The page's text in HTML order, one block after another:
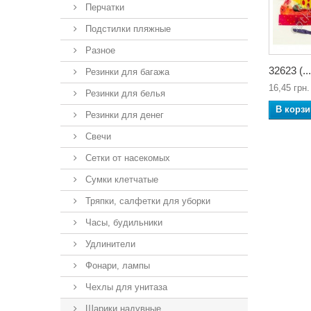
Перчатки
Подстилки пляжные
Разное
Резинки для багажа
Резинки для белья
Резинки для денег
Свечи
Сетки от насекомых
Сумки клетчатые
Тряпки, салфетки для уборки
Часы, будильники
Удлинители
Фонари, лампы
Чехлы для унитаза
Шарики надувные
32623 (...
16,45 грн.
В